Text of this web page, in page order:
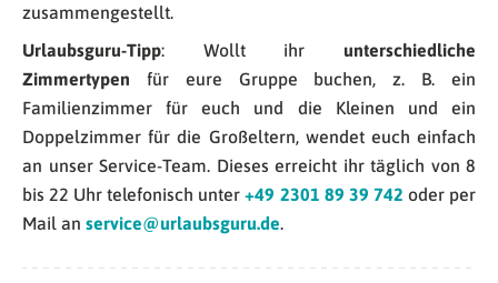
zusammengestellt.
Urlaubsguru-Tipp: Wollt ihr unterschiedliche
Zimmertypen für eure Gruppe buchen, z. B. ein
Familienzimmer für euch und die Kleinen und ein
Doppelzimmer für die Großeltern, wendet euch einfach
an unser Service-Team. Dieses erreicht ihr täglich von 8
bis 22 Uhr telefonisch unter+49 2301 89 39 742 oder per
Mail an service@urlaubsguru.de.